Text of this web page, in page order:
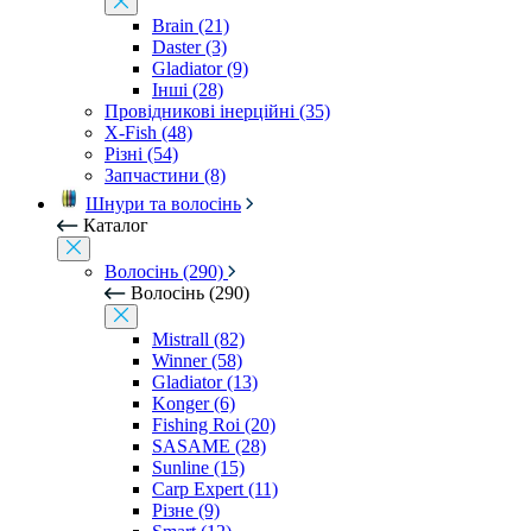
Brain (21)
Daster (3)
Gladiator (9)
Інші (28)
Провідникові інерційні (35)
X-Fish (48)
Різні (54)
Запчастини (8)
Шнури та волосінь
Каталог
Волосінь (290)
Волосінь (290)
Mistrall (82)
Winner (58)
Gladiator (13)
Konger (6)
Fishing Roi (20)
SASAME (28)
Sunline (15)
Carp Expert (11)
Різне (9)